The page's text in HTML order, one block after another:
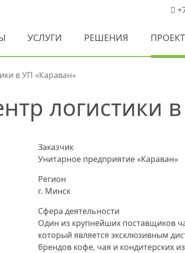
УСЛУГИ РЕШЕНИЯ
в УП «Караван»
логистики
Заказчик
Унитарное предприятие «Караван»
Регион
г. Минск
Сфера деятельности
Один из крупнейших поставщиков
который является эксклюзивным
брендов кофе, чая и кондитерских